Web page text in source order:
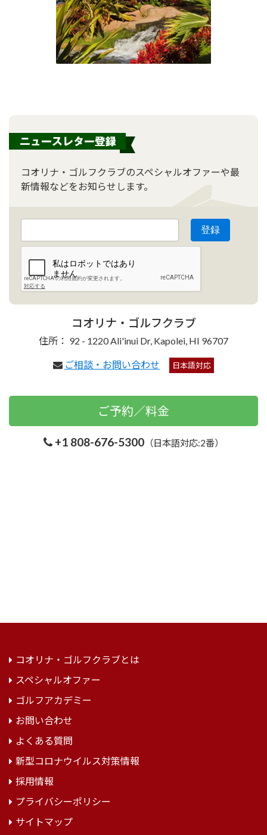
コオリナ・ゴルフクラブのスペシャルオファーや最
新情報などをお知らせします。
コオリナ・ゴルフクラブ
住所： 92 - 1220 Ali'inui Dr, Kapolei, HI 96707
ご相談・お問い合わせ 日本語対応
ご予約／料金
+1 808-676-5300 （日本語対応:2番）
コオリナ・ゴルフクラブとは
スペシャルオファー
ゴルフアカデミー
お問い合わせ
よくある質問
新型コロナウイルス対策情報
採用情報
プライバシーポリシー
サイトマップ